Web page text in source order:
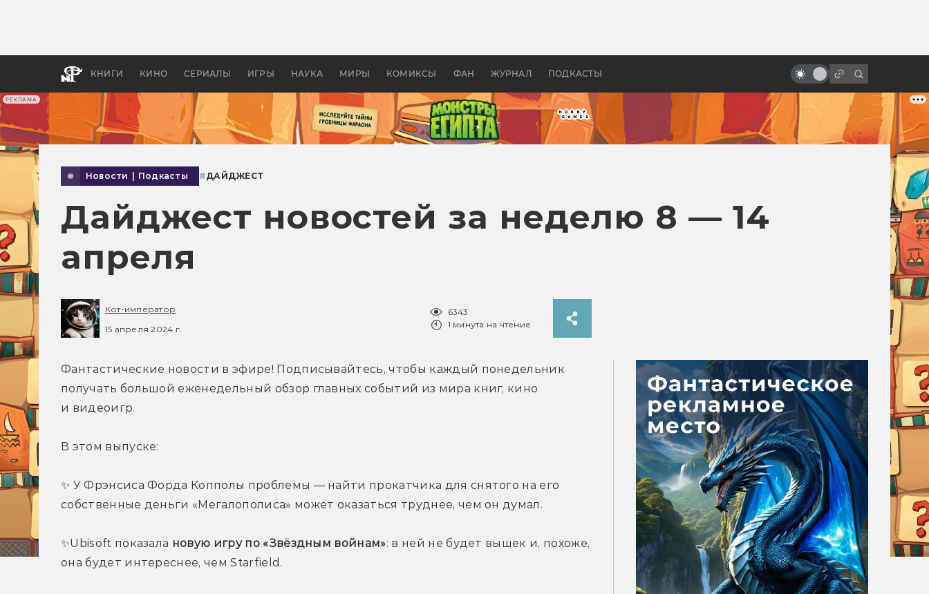
РЕКЛАМА
КНИГИ КИНО СЕРИАЛЫ ИГРЫ НАУКА МИРЫ КОМИКСЫ ФАН ЖУРНАЛ ПОДКАСТЫ
бы «Властелина колец»
Древней Грецией
и фэнтези
Новости Подкасты #ДАЙДЖЕСТ
Дайджест новостей за неделю 8 — 14
апреля
Кот-император
15 апреля 2024 г.
6343
1 минута на чтение
Фантастические новости в эфире! Подписывайтесь, чтобы каждый понедельник
получать большой еженедельный обзор главных событий из мира книг, кино
и видеоигр.
В этом выпуске:
✨ У Фрэнсиса Форда Копполы проблемы — найти прокатчика для снятого на его
собственные деньги «Мегалополиса» может оказаться труднее, чем он думал.
✨Ubisoft показала новую игру по «Звёздным войнам»: в ней не будет вышек и, похоже,
она будет интереснее, чем Starfield.